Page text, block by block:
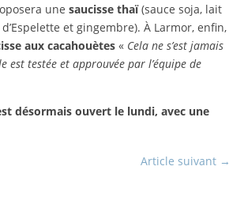
une saucisse thaï(sauce soja, lait
et gingembre). À Larmor, enfin,
aux cacahouètes « Cela ne s’est jamais
testée et approuvée par l’équipe de
désormais ouvert le lundi, avec une
Article suivant →